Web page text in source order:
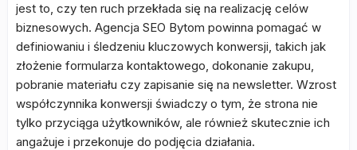
jest to, czy ten ruch przekłada się na realizację celów
biznesowych. Agencja SEO Bytom powinna pomagać w
definiowaniu i śledzeniu kluczowych konwersji, takich jak
złożenie formularza kontaktowego, dokonanie zakupu,
pobranie materiału czy zapisanie się na newsletter. Wzrost
współczynnika konwersji świadczy o tym, że strona nie
tylko przyciąga użytkowników, ale również skutecznie ich
angażuje i przekonuje do podjęcia działania.